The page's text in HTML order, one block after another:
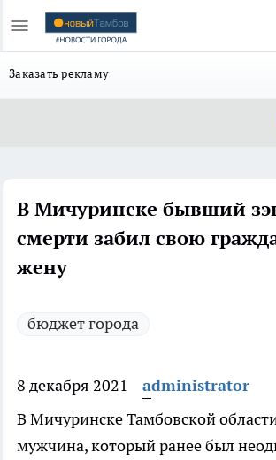
Заказать рекламу
В Мичуринске бывший
смерти забил свою
жену
бюджет города
8 декабря 2021
administrator
В Мичуринске Тамбовской
мужчина, который ранее был